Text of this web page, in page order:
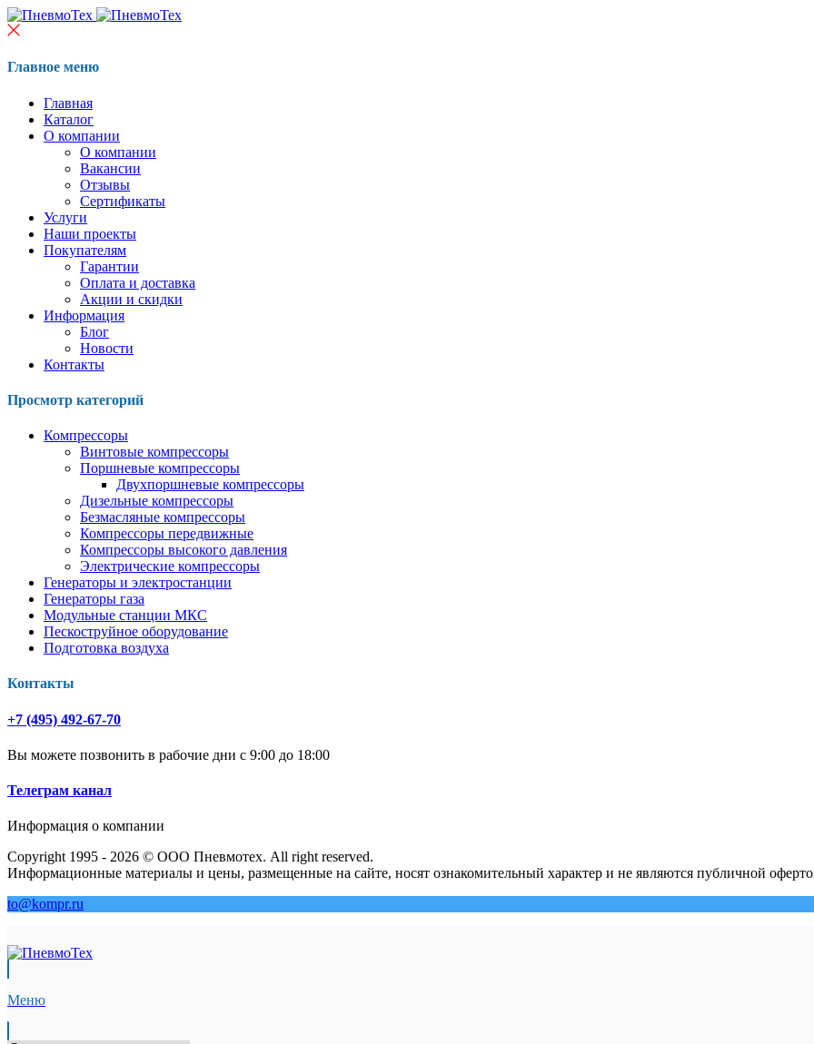
Главное меню
Главная
Каталог
О компании
О компании
Вакансии
Отзывы
Сертификаты
Услуги
Наши проекты
Покупателям
Гарантии
Оплата и доставка
Акции и скидки
Информация
Блог
Новости
Контакты
Просмотр категорий
Компрессоры
Винтовые компрессоры
Поршневые компрессоры
Двухпоршневые компрессоры
Дизельные компрессоры
Безмасляные компрессоры
Компрессоры передвижные
Компрессоры высокого давления
Электрические компрессоры
Генераторы и электростанции
Генераторы газа
Модульные станции МКС
Пескоструйное оборудование
Подготовка воздуха
Контакты
+7 (495) 492-67-70
Вы можете позвонить в рабочие дни с 9:00 до 18:00
Телеграм канал
Информация о компании
Copyright 1995 - 2026 © ООО Пневмотех. All right reserved.
Информационные материалы и цены, размещенные на сайте, носят ознакомительный характер и не являются публичной
to@kompr.ru
Меню